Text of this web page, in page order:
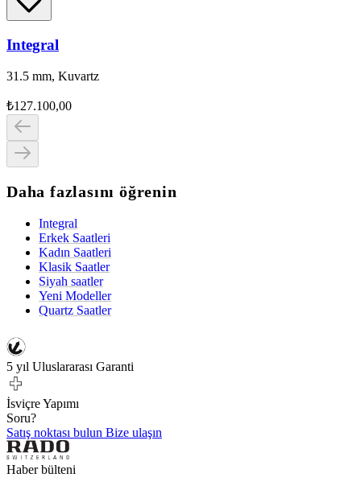
Integral
31.5 mm, Kuvartz
₺127.100,00
Daha fazlasını öğrenin
Integral
Erkek Saatleri
Kadın Saatleri
Klasik Saatler
Siyah saatler
Yeni Modeller
Quartz Saatler
5 yıl Uluslararası Garanti
İsviçre Yapımı
Soru?
Satış noktası bulun Bize ulaşın
Haber bülteni